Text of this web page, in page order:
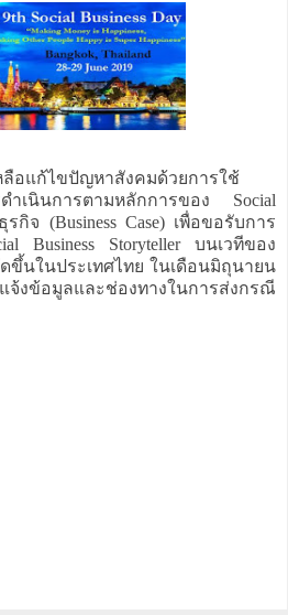
ลือแก้ไขปัญหาสังคมด้วยการใช้
เนินการตามหลักการของ Social
กิจ (Business Case) เพื่อขอรับการ
Business Storyteller บนเวทีของ
ดขึ้นในประเทศไทย ในเดือนมิถุนายน
จ้งข้อมูลและช่องทางในการส่งกรณี